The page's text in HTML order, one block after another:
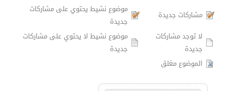
مشاركات جديدة
موضوع نشيط يحتوي على مشاركات
جديدة
لا توجد مشاركات
جديدة
موضوع نشيط لا يحتوي على مشاركات
جديدة
الموضوع مغلق